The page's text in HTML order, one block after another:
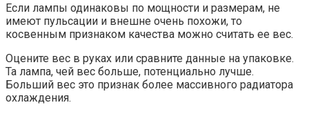
Если лампы одинаковы по мощности и размерам, не
имеют пульсации и внешне очень похожи, то
косвенным признаком качества можно считать ее вес.
Оцените вес в руках или сравните данные на упаковке.
Та лампа, чей вес больше, потенциально лучше.
Больший вес это признак более массивного радиатора
охлаждения.